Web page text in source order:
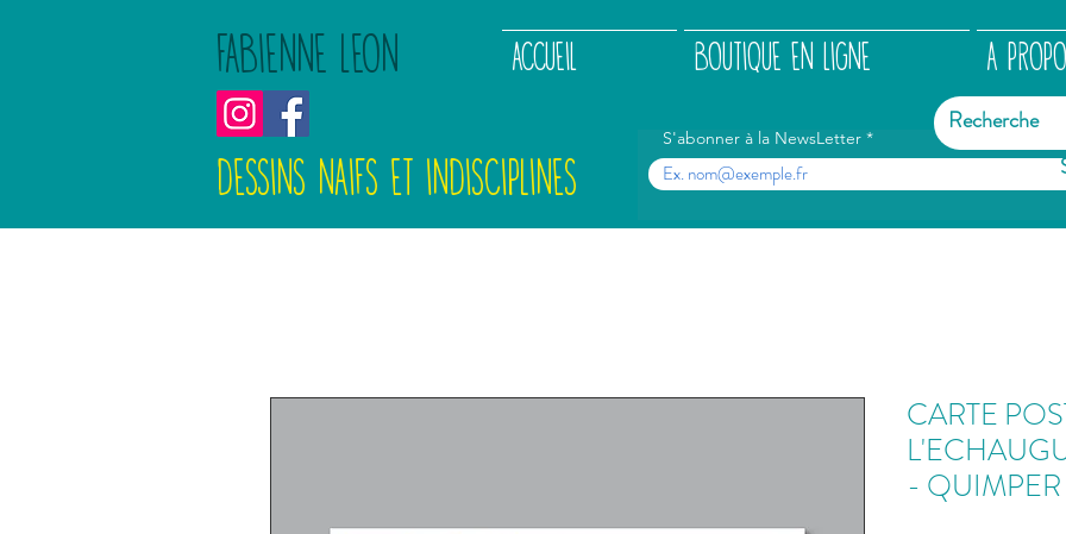
FABIENNE LEON ACCUEIL BOUTIQUE EN LIGNE A
DESSINS NAIFS ET INDISCIPLINES
S'abonner à la NewsLetter
CARTE
- QUIMPER